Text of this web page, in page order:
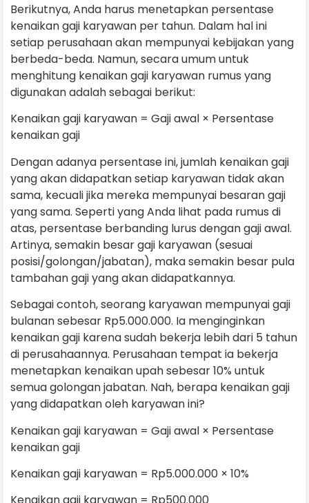
Berikutnya, Anda harus menetapkan persentase
kenaikan gaji karyawan per tahun. Dalam hal ini
setiap perusahaan akan mempunyai kebijakan yang
berbeda-beda. Namun, secara umum untuk
menghitung kenaikan gaji karyawan rumus yang
digunakan adalah sebagai berikut:
Kenaikan gaji karyawan = Gaji awal × Persentase
kenaikan gaji
Dengan adanya persentase ini, jumlah kenaikan gaji
yang akan didapatkan setiap karyawan tidak akan
sama, kecuali jika mereka mempunyai besaran gaji
yang sama. Seperti yang Anda lihat pada rumus di
atas, persentase berbanding lurus dengan gaji awal.
Artinya, semakin besar gaji karyawan (sesuai
posisi/golongan/jabatan), maka semakin besar pula
tambahan gaji yang akan didapatkannya.
Sebagai contoh, seorang karyawan mempunyai gaji
bulanan sebesar Rp5.000.000. Ia menginginkan
kenaikan gaji karena sudah bekerja lebih dari 5 tahun
di perusahaannya. Perusahaan tempat ia bekerja
menetapkan kenaikan upah sebesar 10% untuk
semua golongan jabatan. Nah, berapa kenaikan gaji
yang didapatkan oleh karyawan ini?
Kenaikan gaji karyawan = Gaji awal × Persentase
kenaikan gaji
Kenaikan gaji karyawan = Rp5.000.000 × 10%